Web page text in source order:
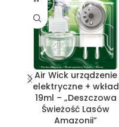
Air Wick urządzenie
elektryczne + wkład
19ml – „Deszczowa
Świeżość Lasów
Amazonii”